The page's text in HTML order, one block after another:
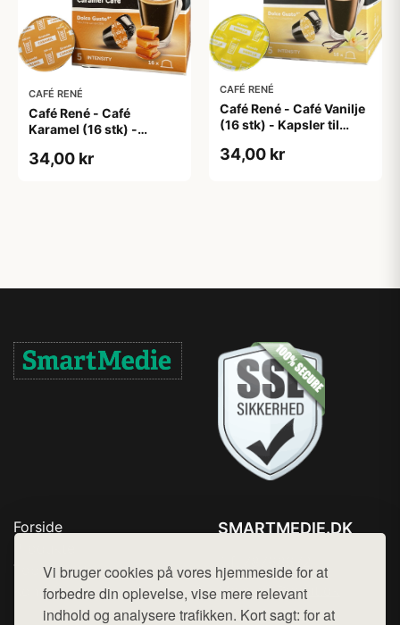
Vi bruger cookies på vores hjemmeside for at
forbedre din oplevelse, vise mere relevant
indhold og analysere trafikken. Kort sagt: for at
CAFÉ RENÉ
Café René - Café
Karamel (16 stk) -
34,00 kr
CAFÉ RENÉ
Café René - Café Vanilje
(16 stk) - Kapsler til
34,00 kr
Forside
Top Rabatter
Kontakt
SMARTMEDIE.DK
Mail: hej@want.dk